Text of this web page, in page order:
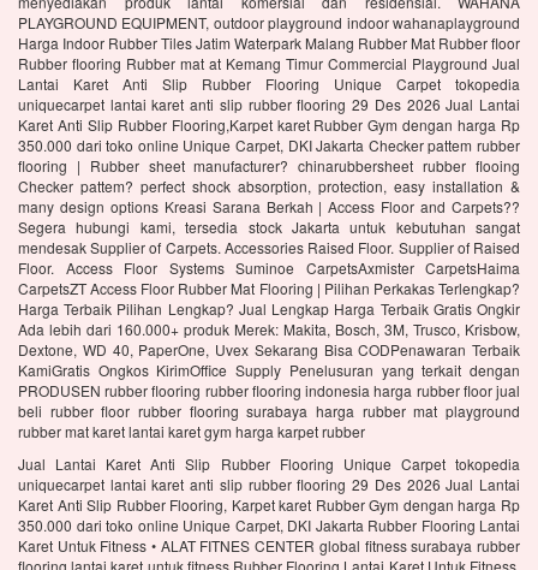
PLAYGROUND EQUIPMENT, outdoor playground indoor wahanaplayground
Harga Indoor Rubber Tiles Jatim Waterpark Malang Rubber Mat Rubber floor
Rubber flooring Rubber mat at Kemang Timur Commercial Playground Jual
Lantai Karet Anti Slip Rubber Flooring Unique Carpet tokopedia
uniquecarpet lantai karet anti slip rubber flooring 29 Des 2026 Jual Lantai
Karet Anti Slip Rubber Flooring,Karpet karet Rubber Gym dengan harga Rp
350.000 dari toko online Unique Carpet, DKI Jakarta Checker pattem rubber
flooring | Rubber sheet manufacturer? chinarubbersheet rubber flooing
Checker pattem? perfect shock absorption, protection, easy installation &
many design options Kreasi Sarana Berkah | Access Floor and Carpets??
Segera hubungi kami, tersedia stock Jakarta untuk kebutuhan sangat
mendesak Supplier of Carpets. Accessories Raised Floor. Supplier of Raised
Floor. Access Floor Systems Suminoe CarpetsAxmister CarpetsHaima
CarpetsZT Access Floor Rubber Mat Flooring | Pilihan Perkakas Terlengkap?
Harga Terbaik Pilihan Lengkap? Jual Lengkap Harga Terbaik Gratis Ongkir
Ada lebih dari 160.000+ produk Merek: Makita, Bosch, 3M, Trusco, Krisbow,
Dextone, WD 40, PaperOne, Uvex Sekarang Bisa CODPenawaran Terbaik
KamiGratis Ongkos KirimOffice Supply Penelusuran yang terkait dengan
PRODUSEN rubber flooring rubber flooring indonesia harga rubber floor jual
beli rubber floor rubber flooring surabaya harga rubber mat playground
rubber mat karet lantai karet gym harga karpet rubber
Jual Lantai Karet Anti Slip Rubber Flooring Unique Carpet tokopedia
uniquecarpet lantai karet anti slip rubber flooring 29 Des 2026 Jual Lantai
Karet Anti Slip Rubber Flooring, Karpet karet Rubber Gym dengan harga Rp
350.000 dari toko online Unique Carpet, DKI Jakarta Rubber Flooring Lantai
Karet Untuk Fitness • ALAT FITNES CENTER global fitness surabaya rubber
flooring lantai karet untuk fitness Rubber Flooring Lantai Karet Untuk Fitness.